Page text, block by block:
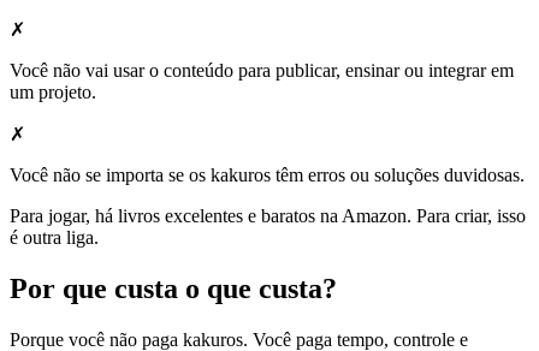
✗
Você não vai usar o conteúdo para publicar, ensinar ou integrar em
um projeto.
✗
Você não se importa se os kakuros têm erros ou soluções duvidosas.
Para jogar, há livros excelentes e baratos na Amazon. Para criar, isso
é outra liga.
Por que custa o que custa?
Porque você não paga kakuros. Você paga tempo, controle e